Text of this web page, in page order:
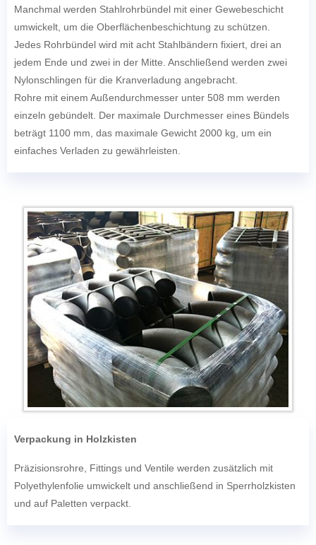
Manchmal werden Stahlrohrbündel mit einer Gewebeschicht
umwickelt, um die Oberflächenbeschichtung zu schützen.
Jedes Rohrbündel wird mit acht Stahlbändern fixiert, drei an
jedem Ende und zwei in der Mitte. Anschließend werden zwei
Nylonschlingen für die Kranverladung angebracht.
Rohre mit einem Außendurchmesser unter 508 mm werden
einzeln gebündelt. Der maximale Durchmesser eines Bündels
beträgt 1100 mm, das maximale Gewicht 2000 kg, um ein
einfaches Verladen zu gewährleisten.
Verpackung in Holzkisten
Präzisionsrohre, Fittings und Ventile werden zusätzlich mit
Polyethylenfolie umwickelt und anschließend in Sperrholzkisten
und auf Paletten verpackt.